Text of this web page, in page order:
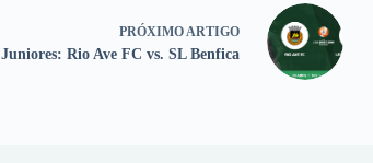
PRÓXIMO ARTIGO
Juniores: Rio Ave FC vs. SL Benfica